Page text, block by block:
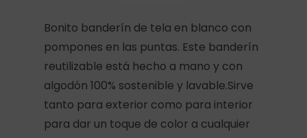
Bonito banderín de tela en blanco con
pompones en las puntas. Este banderín
reutilizable está hecho a mano y con
algodón 100% sostenible y lavable.Sirve
tanto para exterior como para interior
para dar un toque de color a cualquier